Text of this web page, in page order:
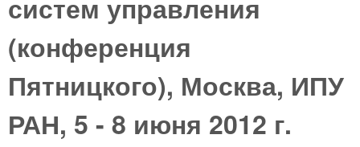
систем управления
(конференция
Пятницкого), Москва, ИПУ
РАН, 5 - 8 июня 2012 г.